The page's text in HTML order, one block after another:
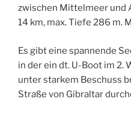
zwischen Mittelmeer und
14 km, max. Tiefe 286 m.
Es gibt eine spannende
in der ein dt. U-Boot im 2.
unter starkem Beschuss
Straße von Gibraltar